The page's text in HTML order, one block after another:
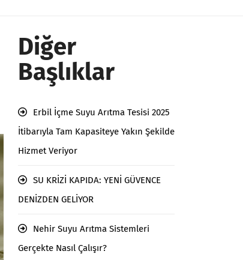
Diğer
Başlıklar
Erbil İçme Suyu Arıtma Tesisi 2025
İtibarıyla Tam Kapasiteye Yakın Şekilde
Hizmet Veriyor
SU KRİZİ KAPIDA: YENİ GÜVENCE
DENİZDEN GELİYOR
Nehir Suyu Arıtma Sistemleri
Gerçekte Nasıl Çalışır?